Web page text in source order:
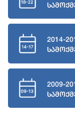
2014-
2009-